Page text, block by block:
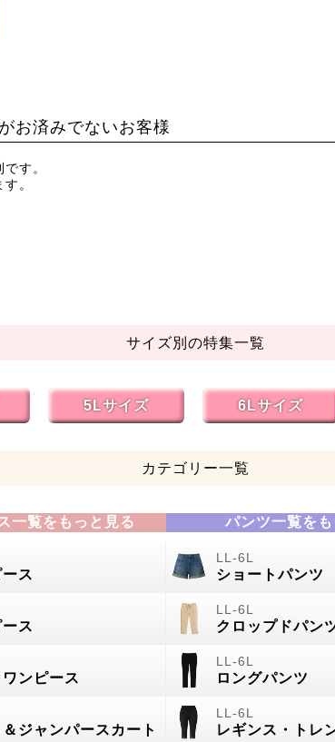
お済みでないお客様
す。
。
サイズ別の特集一覧
5Lサイズ 6Lサイズ
カテゴリー一覧
一覧をもっと見る
ス
ス
ンピース
ジャンパースカート
パンツ一覧を
ショートパンツ
クロップドパン
ロングパンツ
レギンス・トレ